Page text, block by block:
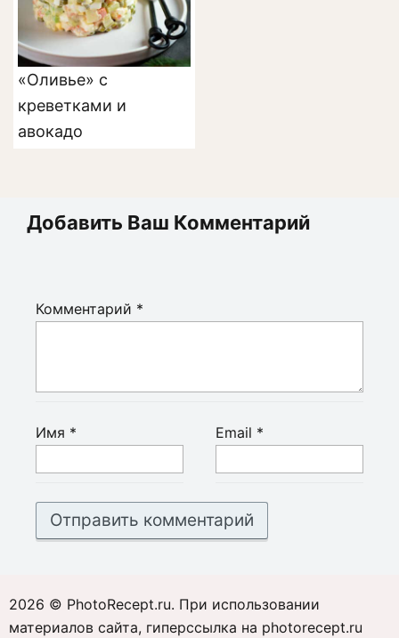
«Оливье» с
креветками и
авокадо
Добавить Ваш Комментарий
Комментарий *
Имя * Email *
2026 © PhotoRecept.ru. При использовании
материалов сайта, гиперссылка на photorecept.ru